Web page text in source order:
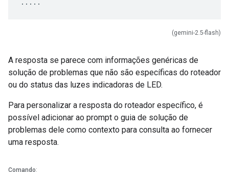
(gemini-2.5-flash)
A resposta se parece com informações genéricas de
solução de problemas que não são específicas do roteador
ou do status das luzes indicadoras de LED.
Para personalizar a resposta do roteador específico, é
possível adicionar ao prompt o guia de solução de
problemas dele como contexto para consulta ao fornecer
uma resposta.
Comando: